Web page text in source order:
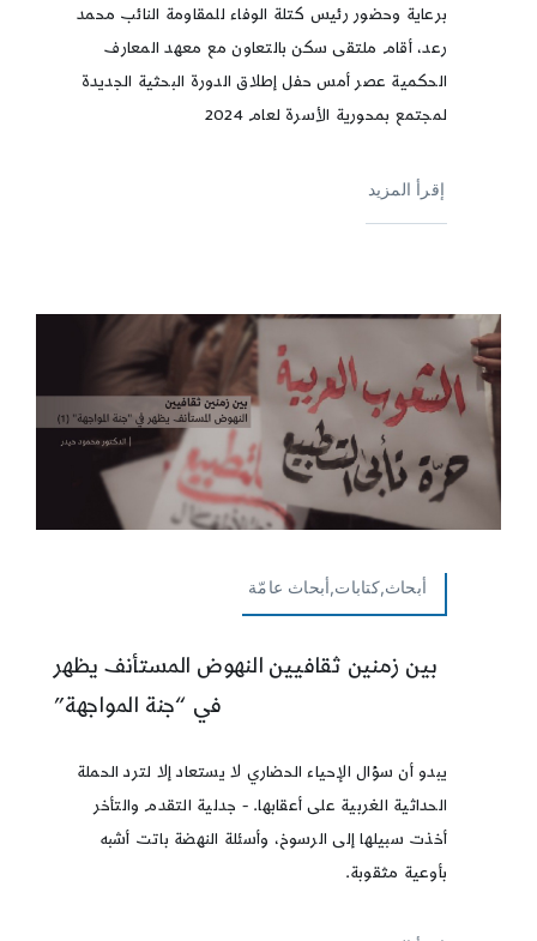
برعاية وحضور رئيس كتلة الوفاء للمقاومة النائب محمد
رعد، أقام ملتقى سكن بالتعاون مع معهد المعارف
الحكمية عصر أمس حفل إطلاق الدورة البحثية الجديدة
لمجتمع بمحورية الأسرة لعام 2024
إقرأ المزيد
أبحاث,كتابات,أبحاث عامّة
بين زمنين ثقافيين النهوض المستأنف يظهر
في “جنة المواجهة”
يبدو أن سؤال الإحياء الحضاري لا يستعاد إلا لترد الحملة
الحداثية الغربية على أعقابها. - جدلية التقدم والتأخر
أخذت سبيلها إلى الرسوخ، وأسئلة النهضة باتت أشبه
بأوعية مثقوبة.